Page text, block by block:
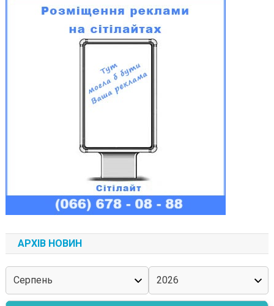
АРХІВ НОВИН